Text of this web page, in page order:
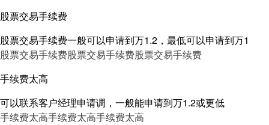
股票交易手续费
股票交易手续费一般可以申请到万1.2，最低可以申请到万1
股票交易手续费股票交易手续费股票交易手续费
手续费太高
可以联系客户经理申请调，一般能申请到万1.2或更低
手续费太高手续费太高手续费太高